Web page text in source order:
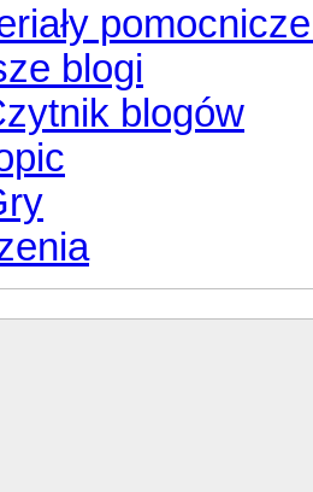
blogi
blogów